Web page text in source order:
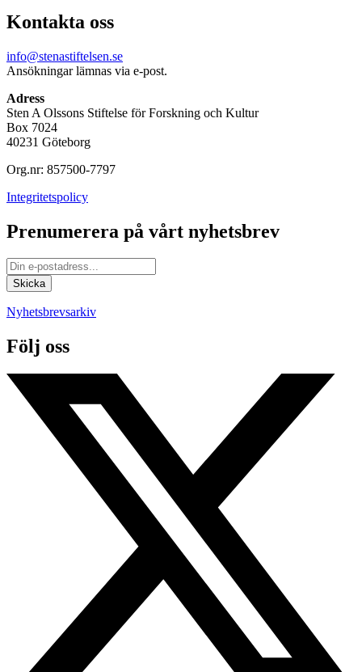
Kontakta oss
info@stenastiftelsen.se
Ansökningar lämnas via e-post.
Adress
Sten A Olssons Stiftelse för Forskning och Kultur
Box 7024
40231 Göteborg
Org.nr: 857500-7797
Integritetspolicy
Prenumerera på vårt nyhetsbrev
Nyhetsbrevsarkiv
Följ oss